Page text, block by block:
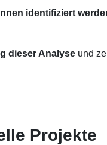
identifiziert
dieser Analyse und
Projekte